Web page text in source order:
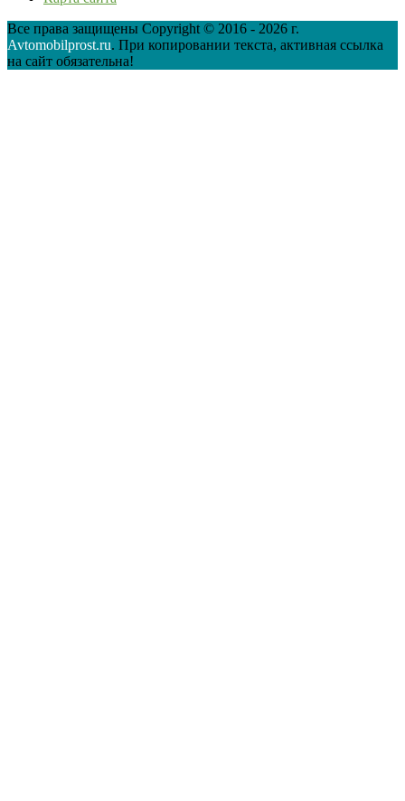
Все права защищены Copyright © 2016 - 2026 г.
Avtomobilprost.ru. При копировании текста, активная ссылка
на сайт обязательна!